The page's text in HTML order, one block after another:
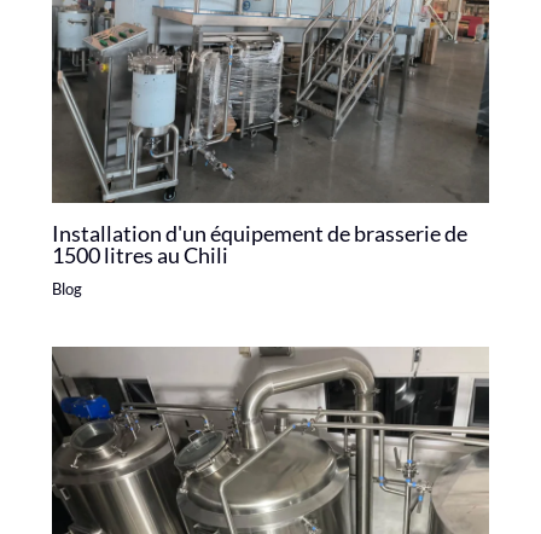
Installation d'un équipement de brasserie de
1500 litres au Chili
Blog